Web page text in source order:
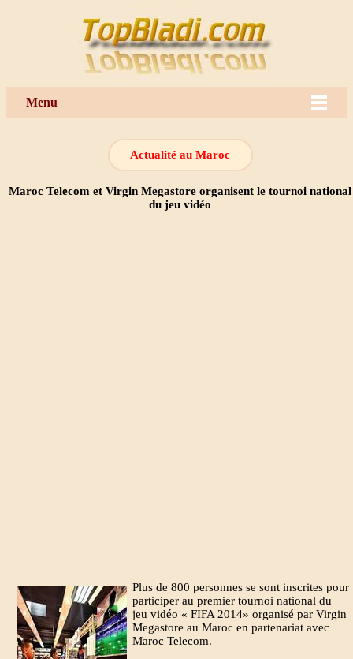
Menu
Actualité au Maroc
Maroc Telecom et Virgin Megastore organisent le tournoi national
du jeu vidéo
Plus de 800 personnes se sont inscrites pour
participer au premier tournoi national du
jeu vidéo « FIFA 2014» organisé par Virgin
Megastore au Maroc en partenariat avec
Maroc Telecom.